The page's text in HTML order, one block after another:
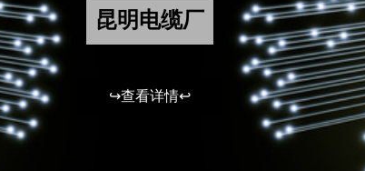
昆明电缆厂
↪查看详情↩